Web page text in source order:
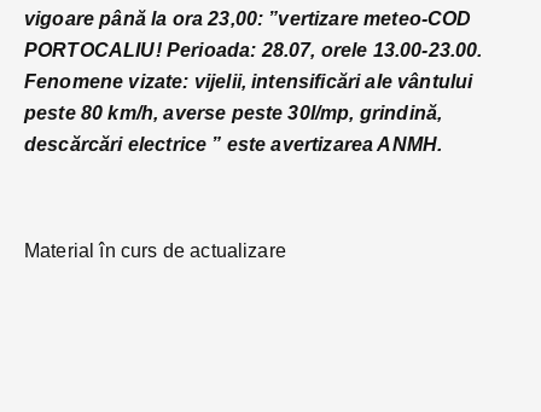
vigoare până la ora 23,00: ”vertizare meteo-COD
PORTOCALIU! Perioada: 28.07, orele 13.00-23.00.
Fenomene vizate: vijelii, intensificări ale vântului
peste 80 km/h, averse peste 30l/mp, grindină,
descărcări electrice ” este avertizarea ANMH.
Material în curs de actualizare